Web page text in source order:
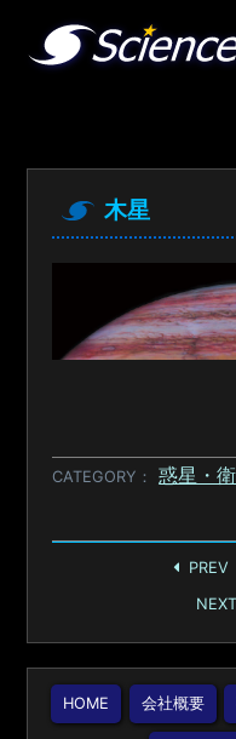
木星
CATEGORY 惑星・
PREV
HOME 会社概要